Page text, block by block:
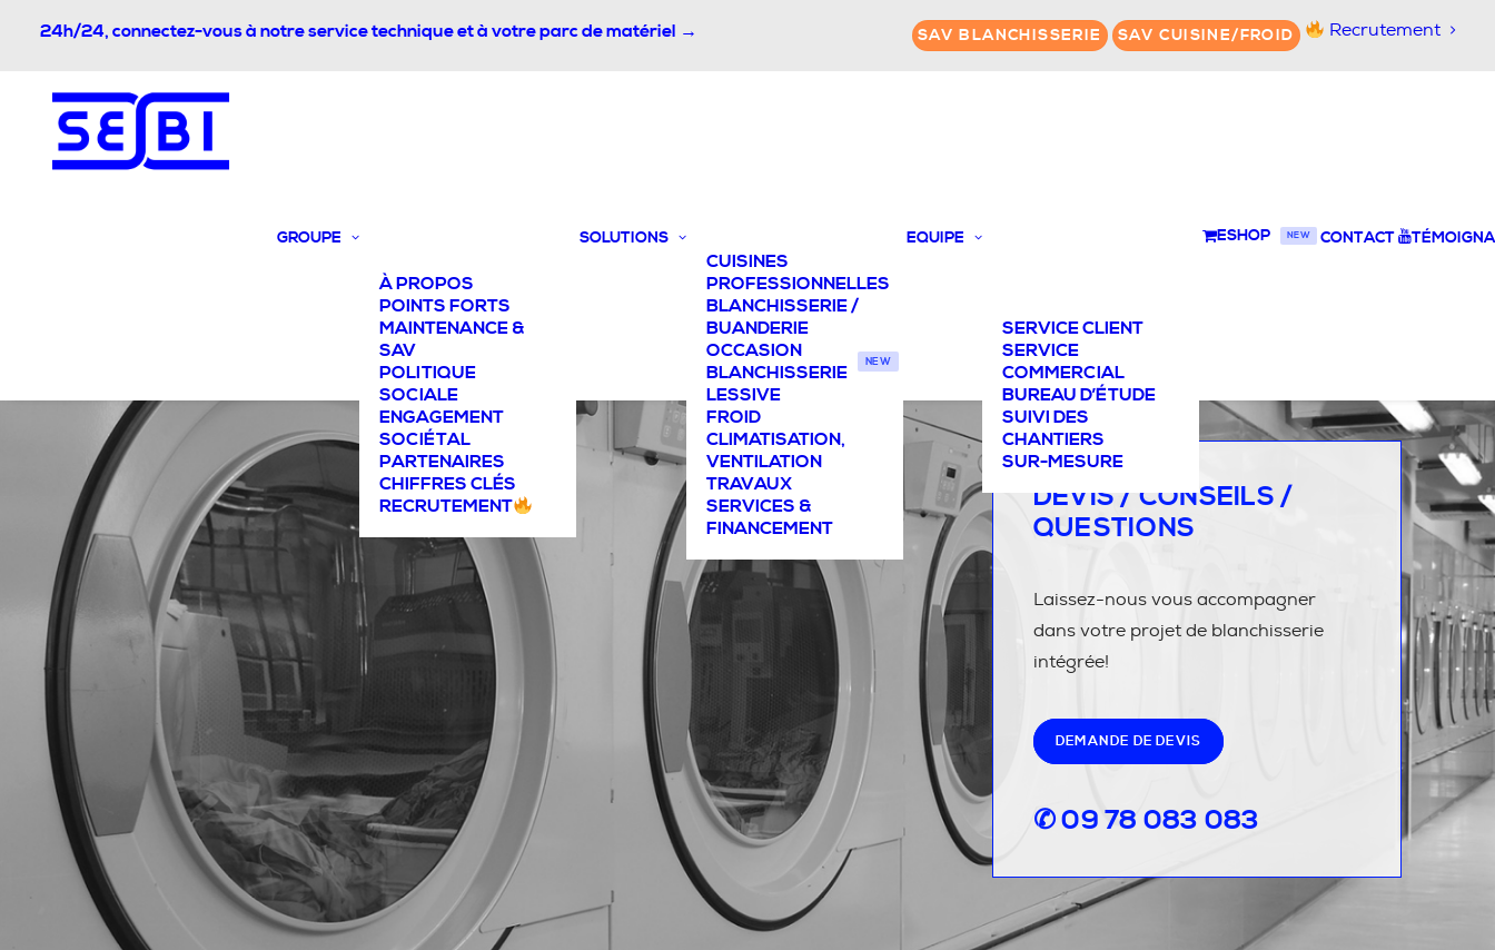
24h/24, connectez-vous à notre service technique et à votre parc de matériel → SAV BLANCHISSERIE SAV CUISINE/FROID Recrutement
GROUPE
À PROPOS
POINTS FORTS
MAINTENANCE &
SAV
POLITIQUE
SOCIALE
ENGAGEMENT
SOCIÉTAL
PARTENAIRES
CHIFFRES CLÉS
RECRUTEMENT
SOLUTIONS
CUISINES
PROFESSIONNELLES
BLANCHISSERIE /
BUANDERIE
OCCASION
BLANCHISSERIE
NEW
LESSIVE
FROID
CLIMATISATION,
VENTILATION
TRAVAUX
SERVICES &
FINANCEMENT
EQUIPE
SERVICE CLIENT
SERVICE
COMMERCIAL
BUREAU D’ÉTUDE
SUIVI DES
CHANTIERS
SUR-MESURE
ESHOP NEW CONTACT
DEVIS / CONSEILS /
QUESTIONS
Laissez-nous vous accompagner
dans votre projet de blanchisserie
intégrée!
DEMANDE DE DEVIS
✆ 09 78 083 083